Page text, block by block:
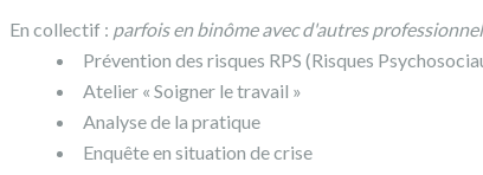
En collectif : parfois en binôme avec d'autres
Prévention des risques RPS (Risques
Atelier « Soigner le travail »
Analyse de la pratique
Enquête en situation de crise